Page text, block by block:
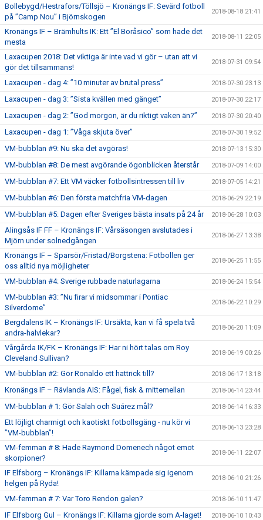
Bollebygd/Hestrafors/Töllsjö – Kronängs IF: Sevärd fotboll
på ”Camp Nou” i Björnskogen
2018-08-18 21:41
Kronängs IF – Brämhults IK: Ett ”El Boråsico” som hade det
mesta
2018-08-11 22:05
Laxacupen 2018: Det viktiga är inte vad vi gör – utan att vi
gör det tillsammans!
2018-07-31 09:54
Laxacupen - dag 4: ”10 minuter av brutal press” 2018-07-30 23:13
Laxacupen - dag 3: ”Sista kvällen med gänget” 2018-07-30 22:17
Laxacupen - dag 2: ”God morgon, är du riktigt vaken än?” 2018-07-30 20:40
Laxacupen - dag 1: ”Våga skjuta över” 2018-07-30 19:52
VM-bubblan #9: Nu ska det avgöras! 2018-07-13 15:30
VM-bubblan #8: De mest avgörande ögonblicken återstår 2018-07-09 14:00
VM-bubblan #7: Ett VM väcker fotbollsintressen till liv 2018-07-05 14:21
VM-bubblan #6: Den första matchfria VM-dagen 2018-06-29 22:19
VM-bubblan #5: Dagen efter Sveriges bästa insats på 24 år 2018-06-28 10:03
Alingsås IF FF – Kronängs IF: Vårsäsongen avslutades i
Mjörn under solnedgången
2018-06-27 13:38
Kronängs IF – Sparsör/Fristad/Borgstena: Fotbollen ger
oss alltid nya möjligheter
2018-06-25 11:55
VM-bubblan #4: Sverige rubbade naturlagarna 2018-06-24 15:54
VM-bubblan #3: ”Nu firar vi midsommar i Pontiac
Silverdome”
2018-06-22 10:29
Bergdalens IK – Kronängs IF: Ursäkta, kan vi få spela två
andra-halvlekar?
2018-06-20 11:09
Vårgårda IK/FK – Kronängs IF: Har ni hört talas om Roy
Cleveland Sullivan?
2018-06-19 00:26
VM-bubblan #2: Gör Ronaldo ett hattrick till? 2018-06-17 13:18
Kronängs IF – Rävlanda AIS: Fågel, fisk & mittemellan 2018-06-14 23:44
VM-bubblan # 1: Gör Salah och Suárez mål? 2018-06-14 16:33
Ett löjligt charmigt och kaotiskt fotbollsgäng - nu kör vi
”VM-bubblan”!
2018-06-13 23:28
VM-femman # 8: Hade Raymond Domenech något emot
skorpioner?
2018-06-11 22:07
IF Elfsborg – Kronängs IF: Killarna kämpade sig igenom
helgen på Ryda!
2018-06-10 21:26
VM-femman # 7: Var Toro Rendon galen? 2018-06-10 11:47
IF Elfsborg Gul – Kronängs IF: Killarna gjorde som A-laget! 2018-06-10 10:43